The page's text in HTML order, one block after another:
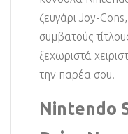
ζευγάρι Joy-
συμβατούς
ξεχωριστά
την παρέα σου.
Nintendo